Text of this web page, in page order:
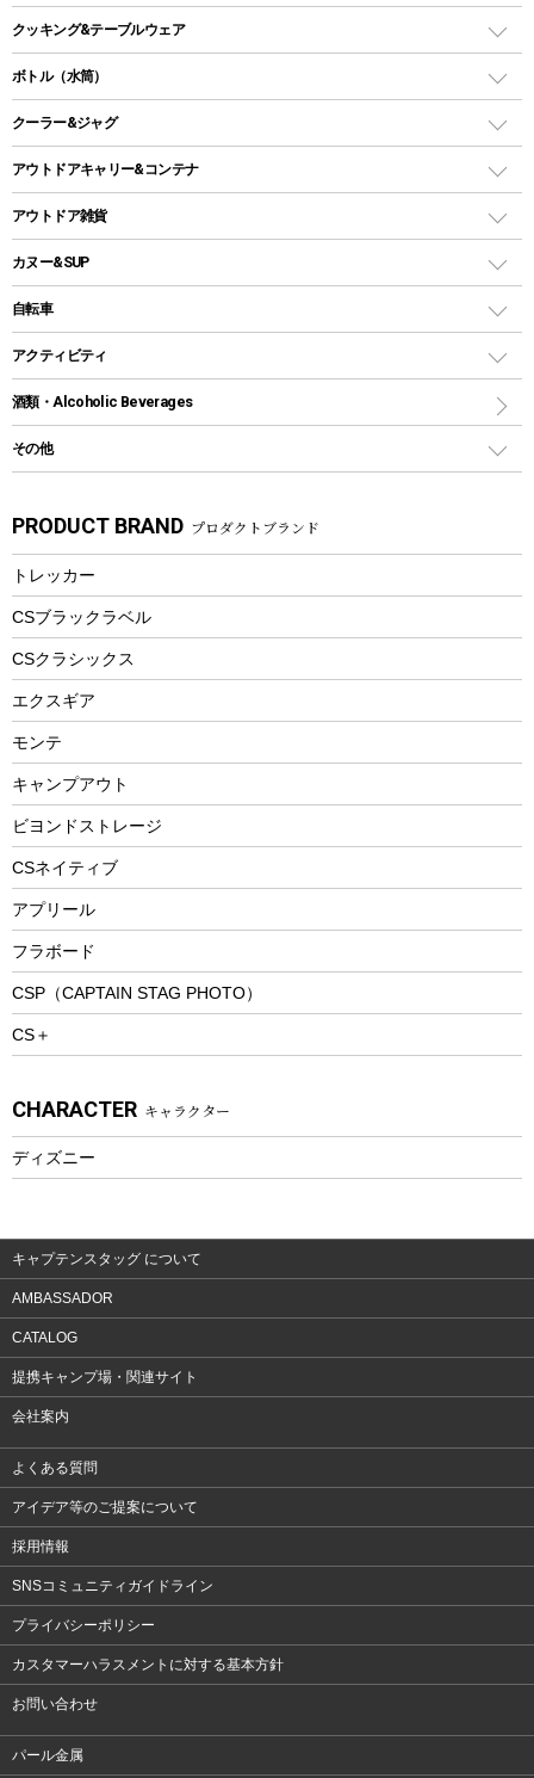
スクエアタープ（レクタタープ）
メッシュタープ
自立式タープ
パラソル
テントアクセサリー
ペグ
グランドシート
ガイドロープ
ツール
オイルランタン
LEDライト
ヘッドライト
キャンドル
ガス缶
ガストーチ、ライター
バーベキューコンロ、グリル
焚き火台タイプ（ロースタイル）グリル
卓上タイプグリル
パーティータイプグリル
鉄板、アミ
焚き火台&ストーブ
火起こし
バーベキューツール
クッキング&テーブルウェア
ダッチオーブン
ホットサンドメーカー
クッカーセット
シェラカップ
クッキングツール
ナイフ
カトラリー
マグカップ、カップ
ステンレスボトル
フードボトル
トレー
ランチョンマット
ランチボックス
ボトル（水筒）
ステンレスボトル
コップ付きタイプ
ワンタッチタイプ
プラスチックボトル
ディズニーボトル
クーラー&ジャグ
クーラーボックス
クーラーバッグ
ウォータージャグ
保冷剤
アウトドアキャリー&コンテナ
アウトドアキャリー
アウトドア雑貨
バックパック&バッグ
リュック、バックパック
トートバッグ、サコッシュ
ショッピングキャリー
その他アウトドア雑貨
スプレー関係
ツール、他
カヌー&SUP
インフレータブル
カヤック
パドル
ヘルメット
エアーポンプ
アクセサリー
自転車
折りたたみ自転車
スポーツサイクル
シティサイクル
自転車ウェア
アクティビティ
マリン
ラッシュガード
パラソル
フローティングベスト
ヘルメット
エアーポンプ
ビーチテント
ウィンター
スノーシュー
防寒ウェア
トレッキング
トレッキングアクセサリー
プレイグッズ
ウェルネス
ウェア、タオル
ウェア
酒類・Alcoholic Beverages
その他
湯たんぽ
防災用品
PRODUCT BRAND プロダクトブランド
トレッカー
CSブラックラベル
CSクラシックス
エクスギア
モンテ
キャンプアウト
ビヨンドストレージ
CSネイティブ
アプリール
フラボード
CSP（CAPTAIN STAG PHOTO）
CS＋
CHARACTER キャラクター
ディズニー
キャプテンスタッグ について
AMBASSADOR
CATALOG
提携キャンプ場・関連サイト
会社案内
よくある質問
アイデア等のご提案について
採用情報
SNSコミュニティガイドライン
プライバシーポリシー
カスタマーハラスメントに対する基本方針
お問い合わせ
パール金属